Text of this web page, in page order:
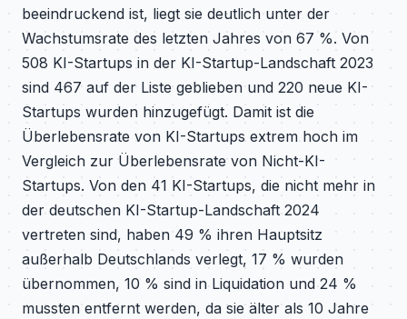
beeindruckend ist, liegt sie deutlich unter der
Wachstumsrate des letzten Jahres von 67 %. Von
508 KI-Startups in der KI-Startup-Landschaft 2023
sind 467 auf der Liste geblieben und 220 neue KI-
Startups wurden hinzugefügt. Damit ist die
Überlebensrate von KI-Startups extrem hoch im
Vergleich zur Überlebensrate von Nicht-KI-
Startups. Von den 41 KI-Startups, die nicht mehr in
der deutschen KI-Startup-Landschaft 2024
vertreten sind, haben 49 % ihren Hauptsitz
außerhalb Deutschlands verlegt, 17 % wurden
übernommen, 10 % sind in Liquidation und 24 %
mussten entfernt werden, da sie älter als 10 Jahre